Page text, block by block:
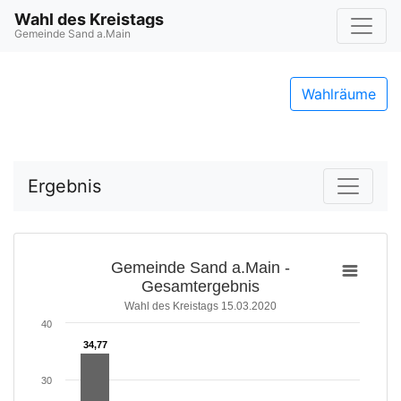
Wahl des Kreistags
Gemeinde Sand a.Main
Wahlräume
Ergebnis
Gemeinde Sand a.Main -
Gesamtergebnis
Wahl des Kreistags 15.03.2020
34,77
34,77
30
40